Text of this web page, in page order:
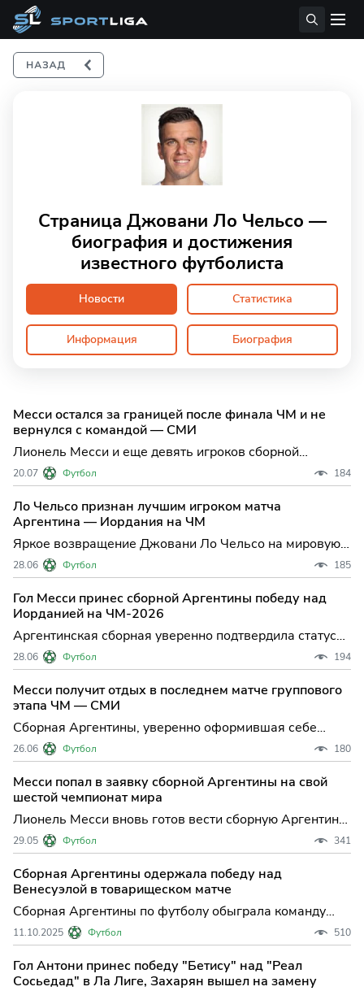
Страница Джовани Ло Чельсо —
биография и достижения
известного футболиста
Новости Статистика
Информация Биография
Месси остался за границей после финала ЧМ и не
вернулся с командой — СМИ
Лионель Месси и еще девять игроков сборной
Аргентины остались в США после финала ЧМ — что
стоит за этим решением После драматичного
поражения в финале чемпионата мира по футболу
сборная Аргентины вернулась на родину не в полном
составе: сразу де
20.07 Футбол 184
Ло Чельсо признан лучшим игроком матча
Аргентина — Иордания на ЧМ
Яркое возвращение Джовани Ло Чельсо на мировую
футбольную арену стало одним из главных событий
заключительного тура группового этапа чемпионата
мира. Аргентинский полузащитник не только впервые
вышел на поле в рамках мундиаля, но и был признан
лучшим
28.06 Футбол 185
Гол Месси принес сборной Аргентины победу над
Иорданией на ЧМ-2026
Аргентинская сборная уверенно подтвердила статус
фаворита группы J на чемпионате мира по футболу,
проходящем в США, Канаде и Мексике, одержав
третью подряд победу — на этот раз над командой
Иордании. Матч, состоявшийся в Далласе,
завершился со счетом
28.06 Футбол 194
Месси получит отдых в последнем матче группового
этапа ЧМ — СМИ
Сборная Аргентины, уверенно оформившая себе
место в плей-офф чемпионата мира 2026 года,
готовится к заключительному матчу группового этапа
против Иордании с серьезной ротацией состава.
Главная интрига — Лионель Месси, лидер и капитан
команды, вероятн
26.06 Футбол 180
Месси попал в заявку сборной Аргентины на свой
шестой чемпионат мира
Лионель Месси вновь готов вести сборную Аргентины
к новым вершинам: легендарный форвард включён в
окончательную заявку действующих чемпионов мира
на грядущий чемпионат мира по футболу. Это решение
окончательно развеяло опасения болельщиков,
связанные
29.05 Футбол 341
Сборная Аргентины одержала победу над
Венесуэлой в товарищеском матче
Сборная Аргентины по футболу обыграла команду
Венесуэлы в товарищеском матче, который прошел в
американском Майами-Гарденс (штат Флорида).
Встреча завершилась со счетом ...
11.10.2025 Футбол 510
Гол Антони принес победу "Бетису" над "Реал
Сосьедад" в Ла Лиге, Захарян вышел на замену